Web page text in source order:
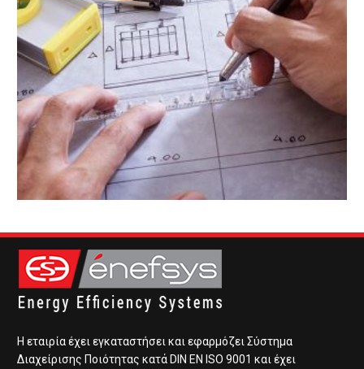
Η εταιρία έχει εγκαταστήσει και εφαρμόζει Σύστημα
Διαχείρισης Ποιότητας κατά DIN EN ISO 9001 και έχει